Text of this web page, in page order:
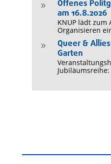
9
Offenes
am 16.8.2026
KNUP lädt zum
Organisieren
9
Queer &
Garten
Jubiläumsreihe: